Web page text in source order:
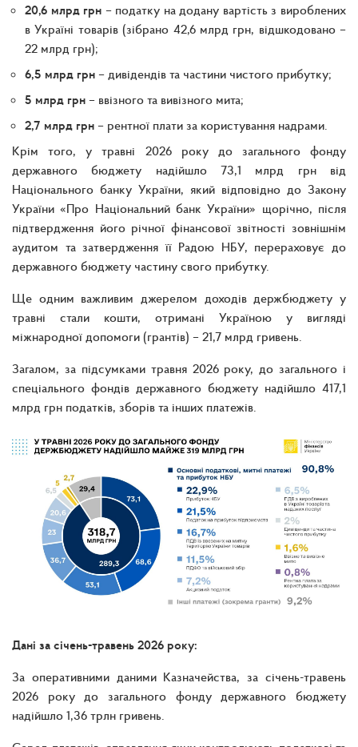
20,6 млрд грн – податку на додану вартість з вироблених
в Україні товарів (зібрано 42,6 млрд грн, відшкодовано –
22 млрд грн);
6,5 млрд грн – дивідендів та частини чистого прибутку;
5 млрд грн – ввізного та вивізного мита;
2,7 млрд грн – рентної плати за користування надрами.
Крім того, у травні 2026 року до загального фонду
державного бюджету надійшло 73,1 млрд грн від
Національного банку України, який відповідно до Закону
України «Про Національний банк України» щорічно, після
підтвердження його річної фінансової звітності зовнішнім
аудитом та затвердження її Радою НБУ, перераховує до
державного бюджету частину свого прибутку.
Ще одним важливим джерелом доходів держбюджету у
травні стали кошти, отримані Україною у вигляді
міжнародної допомоги (грантів) – 21,7 млрд гривень.
Загалом, за підсумками травня 2026 року, до загального і
спеціального фондів державного бюджету надійшло 417,1
млрд грн податків, зборів та інших платежів.
Дані за січень-травень 2026 року:
За оперативними даними Казначейства, за січень-травень
2026 року до загального фонду державного бюджету
надійшло 1,36 трлн гривень.